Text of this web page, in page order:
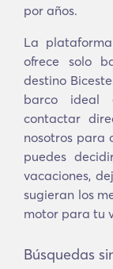
por años.
La
ofrece solo
destino
barco ideal
contactar
nosotros para
puedes
vacaciones,
sugieran los
motor para tu
Búsquedas